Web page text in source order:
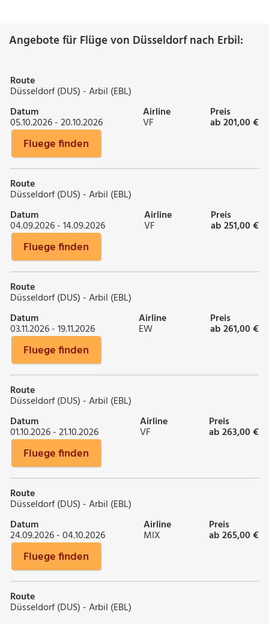
Angebote für Flüge von Düsseldorf nach Erbil:
Route
Düsseldorf (DUS) - Arbil (EBL)
Datum
05.10.2026 - 20.10.2026
Airline
VF
Preis
ab 201,00 €
Fluege finden
Route
Düsseldorf (DUS) - Arbil (EBL)
Datum
04.09.2026 - 14.09.2026
Airline
VF
Preis
ab 251,00 €
Fluege finden
Route
Düsseldorf (DUS) - Arbil (EBL)
Datum
03.11.2026 - 19.11.2026
Airline
EW
Preis
ab 261,00 €
Fluege finden
Route
Düsseldorf (DUS) - Arbil (EBL)
Datum
01.10.2026 - 21.10.2026
Airline
VF
Preis
ab 263,00 €
Fluege finden
Route
Düsseldorf (DUS) - Arbil (EBL)
Datum
24.09.2026 - 04.10.2026
Airline
MIX
Preis
ab 265,00 €
Fluege finden
Route
Düsseldorf (DUS) - Arbil (EBL)